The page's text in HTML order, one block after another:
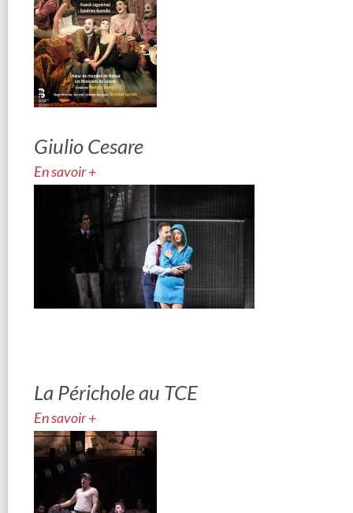
Giulio Cesare
En savoir +
La Périchole au TCE
En savoir +